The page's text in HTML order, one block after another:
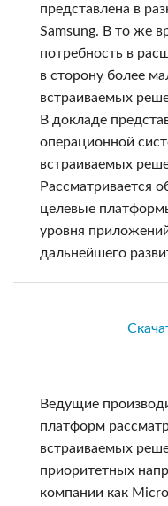
представлена в
Samsung. В то же
потребность в
в сторону более
встраиваемых
В докладе
операционной
встраиваемых
Рассматривается
целевые
уровня
дальнейшего
Ведущие
платформ
встраиваемых
приоритетных
компании как